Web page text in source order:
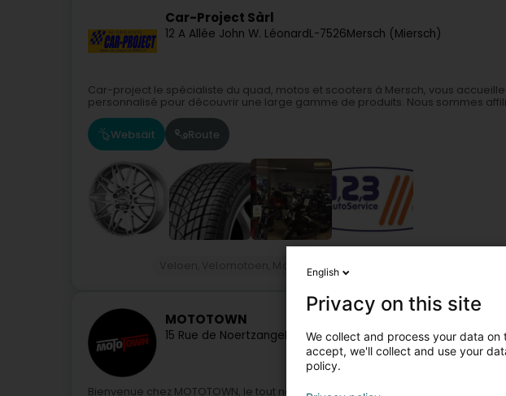
Car-Project Sàrl
12 A Allée John W. LéonardL-7526Mersch (Miersch)
Car-project le spécialiste du quad, motos et scooters à Mersch, vous
personnalisé pour découvrir une large gamme de produits. Nous sommes
Websäit Route
Veloen, Velomotoen, Motoen an Triken
MOTOTOWN
15 Rue de NoertzangeL-3860 Schifflange (Schëffleng)
Bienvenue chez MOTOTOWN, le tout nouveau point de vente YAMAHA pour
English
Privacy on this site
We collect and process your data
accept, we'll collect and use your
policy.